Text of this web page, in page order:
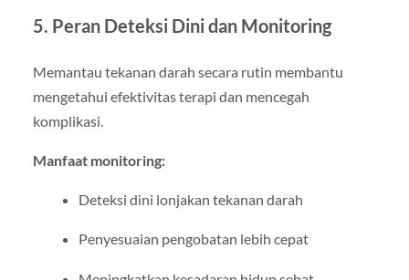
5. Peran Deteksi Dini dan Monitoring
Memantau tekanan darah secara rutin membantu
mengetahui efektivitas terapi dan mencegah
komplikasi.
Manfaat monitoring:
Deteksi dini lonjakan tekanan darah
Penyesuaian pengobatan lebih cepat